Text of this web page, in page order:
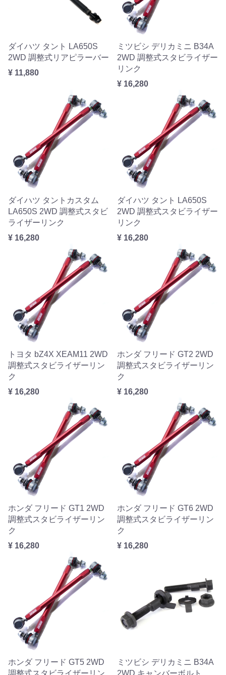
ダイハツ タント LA650S
2WD 調整式リアピラーバー
¥ 11,880
ミツビシ デリカミニ B34A
2WD 調整式スタビライザー
リンク
¥ 16,280
ダイハツ タントカスタム
LA650S 2WD 調整式スタビ
ライザーリンク
¥ 16,280
ダイハツ タント LA650S
2WD 調整式スタビライザー
リンク
¥ 16,280
トヨタ bZ4X XEAM11 2WD
調整式スタビライザーリン
ク
¥ 16,280
ホンダ フリード GT2 2WD
調整式スタビライザーリン
ク
¥ 16,280
ホンダ フリード GT1 2WD
調整式スタビライザーリン
ク
¥ 16,280
ホンダ フリード GT6 2WD
調整式スタビライザーリン
ク
¥ 16,280
ホンダ フリード GT5 2WD
調整式スタビライザーリン
ミツビシ デリカミニ B34A
2WD キャンバーボルト